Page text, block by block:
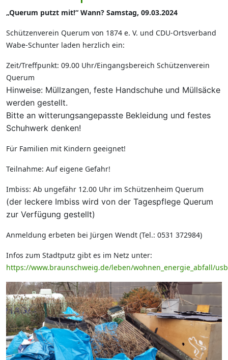
„Querum putzt mit!“ Wann? Samstag, 09.03.2024
Schützenverein Querum von 1874 e. V. und CDU-Ortsverband
Wabe-Schunter laden herzlich ein:
Zeit/Treffpunkt: 09.00 Uhr/Eingangsbereich Schützenverein
Querum
Hinweise: Müllzangen, feste Handschuhe und Müllsäcke
werden gestellt.
Bitte an witterungsangepasste Bekleidung und festes
Schuhwerk denken!
Für Familien mit Kindern geeignet!
Teilnahme: Auf eigene Gefahr!
Imbiss: Ab ungefähr 12.00 Uhr im Schützenheim Querum
(der leckere Imbiss wird von der Tagespflege Querum
zur Verfügung gestellt)
Anmeldung erbeten bei Jürgen Wendt (Tel.: 0531 372984)
Infos zum Stadtputz gibt es im Netz unter:
https://www.braunschweig.de/leben/wohnen_energie_abfall/